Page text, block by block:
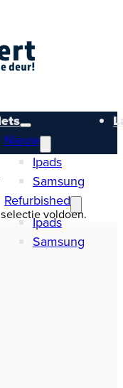
Nieuw
Ipads
Samsung
Refurbished
Ipads
Samsung
voldoen.